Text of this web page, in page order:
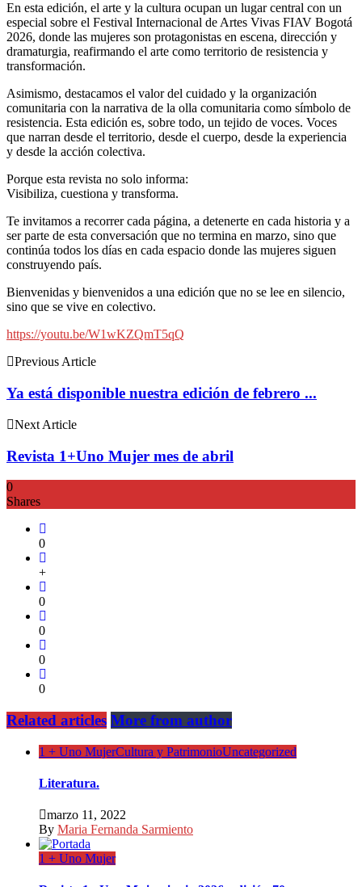
En esta edición, el arte y la cultura ocupan un lugar central con un
especial sobre el Festival Internacional de Artes Vivas FIAV Bogotá
2026, donde las mujeres son protagonistas en escena, dirección y
dramaturgia, reafirmando el arte como territorio de resistencia y
transformación.
Asimismo, destacamos el valor del cuidado y la organización
comunitaria con la narrativa de la olla comunitaria como símbolo de
resistencia. Esta edición es, sobre todo, un tejido de voces. Voces
que narran desde el territorio, desde el cuerpo, desde la experiencia
y desde la acción colectiva.
Porque esta revista no solo informa:
Visibiliza, cuestiona y transforma.
Te invitamos a recorrer cada página, a detenerte en cada historia y a
ser parte de esta conversación que no termina en marzo, sino que
continúa todos los días en cada espacio donde las mujeres siguen
construyendo país.
Bienvenidas y bienvenidos a una edición que no se lee en silencio,
sino que se vive en colectivo.
https://youtu.be/W1wKZQmT5qQ
Previous Article
Ya está disponible nuestra edición de febrero ...
Next Article
Revista 1+Uno Mujer mes de abril
0
Shares
0
+
0
0
0
0
Related articles More from author
1 + Uno MujerCultura y PatrimonioUncategorized
Literatura.
marzo 11, 2022
By Maria Fernanda Sarmiento
1 + Uno Mujer